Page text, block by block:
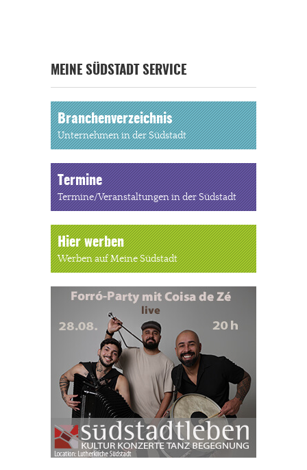
MEINE SÜDSTADT SERVICE
Branchenverzeichnis
Unternehmen in der Südstadt
Termine
Termine/Veranstaltungen in der Südstadt
Hier werben
Werben auf Meine Südstadt